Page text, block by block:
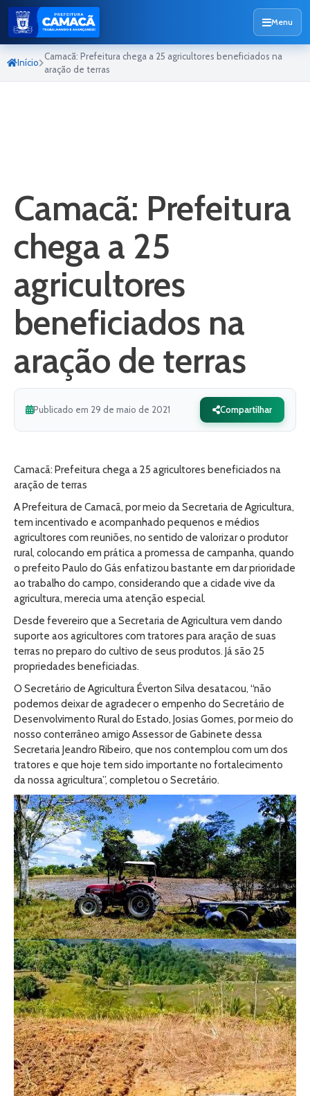
Menu
Início
Camacã: Prefeitura chega a 25 agricultores beneficiados na
aração de terras
Camacã: Prefeitura
chega a 25
agricultores
beneficiados na
aração de terras
Publicado em 29 de maio de 2021 Compartilhar
Camacã: Prefeitura chega a 25 agricultores beneficiados na
aração de terras
A Prefeitura de Camacã, por meio da Secretaria de Agricultura,
tem incentivado e acompanhado pequenos e médios
agricultores com reuniões, no sentido de valorizar o produtor
rural, colocando em prática a promessa de campanha, quando
o prefeito Paulo do Gás enfatizou bastante em dar prioridade
ao trabalho do campo, considerando que a cidade vive da
agricultura, merecia uma atenção especial.
Desde fevereiro que a Secretaria de Agricultura vem dando
suporte aos agricultores com tratores para aração de suas
terras no preparo do cultivo de seus produtos. Já são 25
propriedades beneficiadas.
O Secretário de Agricultura Éverton Silva desatacou, “não
podemos deixar de agradecer o empenho do Secretário de
Desenvolvimento Rural do Estado, Josias Gomes, por meio do
nosso conterrâneo amigo Assessor de Gabinete dessa
Secretaria Jeandro Ribeiro, que nos contemplou com um dos
tratores e que hoje tem sido importante no fortalecimento
da nossa agricultura”, completou o Secretário.